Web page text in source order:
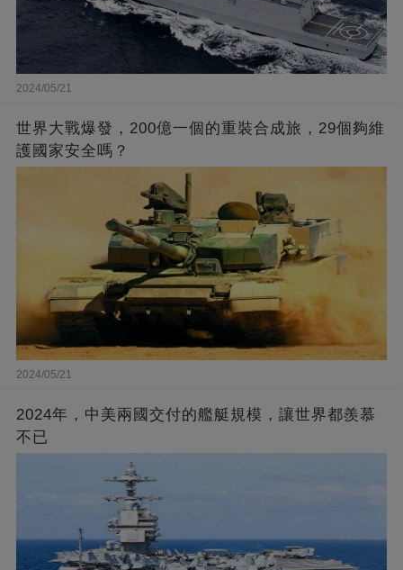
2024/05/21
世界大戰爆發，200億一個的重裝合成旅，29個夠維
護國家安全嗎？
2024/05/21
2024年，中美兩國交付的艦艇規模，讓世界都羨慕
不已